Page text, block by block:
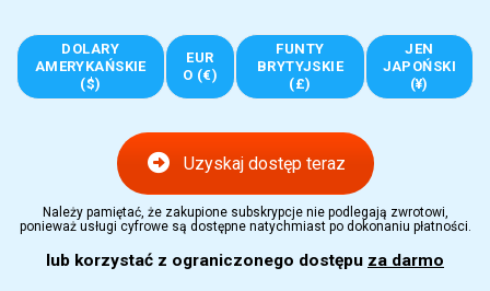
DOLARY
AMERYKAŃSKIE
($)
EUR
O (€)
FUNTY
BRYTYJSKIE
(£)
JEN
JAPOŃSKI
(¥)
Uzyskaj dostęp teraz
Należy pamiętać, że zakupione subskrypcje nie podlegają zwrotowi,
ponieważ usługi cyfrowe są dostępne natychmiast po dokonaniu płatności.
lub korzystać z ograniczonego dostępu za darmo